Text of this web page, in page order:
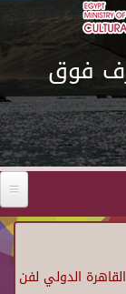
فوق
الدولي لفن